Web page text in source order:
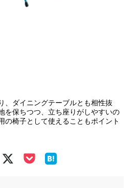
、ダイニングテーブルとも相性抜
を保ちつつ、立ち座りがしやすいの
の椅子として使えることもポイント